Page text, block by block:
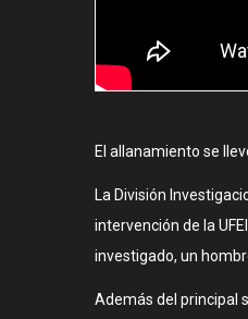
El allanamiento se
La División
intervención de la
investigado, un
Además del principal